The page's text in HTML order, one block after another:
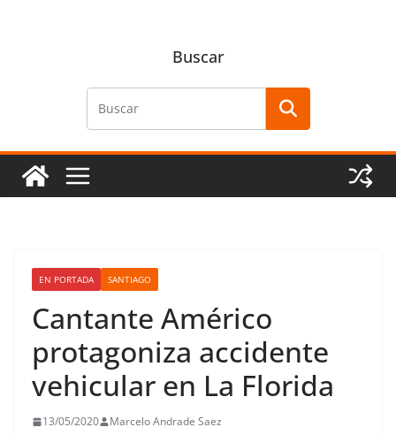
Buscar
EN PORTADA SANTIAGO
Cantante Américo
protagoniza accidente
vehicular en La Florida
13/05/2020 Marcelo Andrade Saez